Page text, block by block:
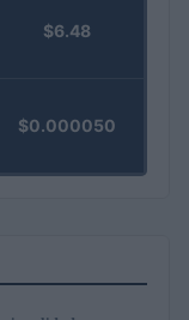
$6.48
$0.000050